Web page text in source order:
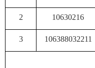
2 10630216
3 106388032211